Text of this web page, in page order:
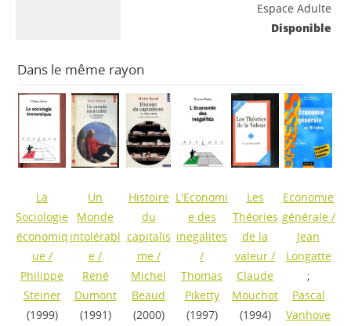
Espace Adulte
Disponible
Dans le même rayon
La
Sociologie
économiq
ue/
Philippe
Steiner
(1999)
Un
Monde
intolérabl
e /
René
Dumont
(1991)
Histoire
du
capitalis
me/
Michel
Beaud
(2000)
L'Economi
e des
inegalites
/
Thomas
Piketty
(1997)
Les
Théories
de la
valeur /
Claude
Mouchot
(1994)
Economie
générale/
Jean
Longatte
;
Pascal
Vanhove